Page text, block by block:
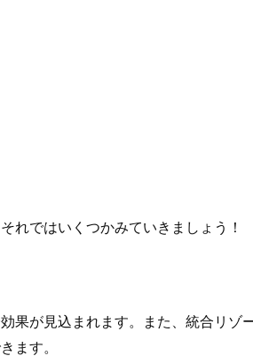
れではいくつかみていきましょう！
果が見込まれます。また、統合リゾ
ます。